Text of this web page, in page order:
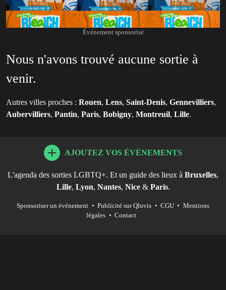
Événement sponsorisé
Nous n'avons trouvé aucune sortie à
venir.
Autres villes proches : Rouen, Lens, Saint-Denis, Gennevilliers,
Aubervilliers, Pantin, Paris, Bobigny, Montreuil, Lille.
AJOUTEZ VOS ÉVÉNEMENTS
L'agenda des sorties LGBTQ+. Et un guide des lieux à Bruxelles,
Lille, Lyon, Nantes, Nice& Paris.
Sponsoriser un événement • Publicité sur Qluvis • CGU • Mentions
légales • Contact